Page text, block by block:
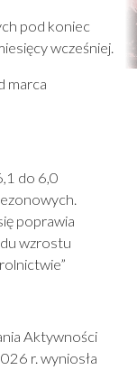
pod koniec
wcześniej.
marca
do 6,0
poprawia
wzrostu
Aktywności
r. wyniosła